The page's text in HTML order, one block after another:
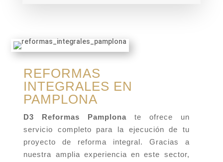
REFORMAS
INTEGRALES EN
PAMPLONA
D3 Reformas Pamplona te ofrece un
servicio completo para la ejecución de tu
proyecto de reforma integral. Gracias a
nuestra amplia experiencia en este sector,